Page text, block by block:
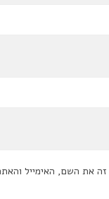
זה את השם, האימייל